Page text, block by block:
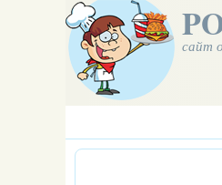
сайт